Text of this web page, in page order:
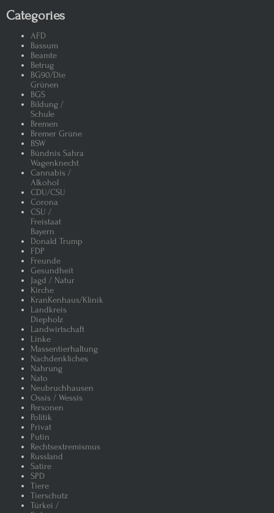
Categories
AFD
Bassum
Beamte
Betrug
BG90/Die
Grünen
BGS
Bildung /
Schule
Bremen
Bremer Grüne
BSW
Bündnis Sahra
Wagenknecht
Cannabis /
Alkohol
CDU/CSU
Corona
CSU /
Freistaat
Bayern
Donald Trump
FDP
Freunde
Gesundheit
Jagd / Natur
Kirche
KranKenhaus/Klinik
Landkreis
Diepholz
Landwirtschaft
Linke
Massentierhaltung
Nachdenkliches
Nahrung
Nato
Neubruchhausen
Ossis / Wessis
Personen
Politik
Privat
Putin
Rechtsextremismus
Russland
Satire
SPD
Tiere
Tierschutz
Türkei /